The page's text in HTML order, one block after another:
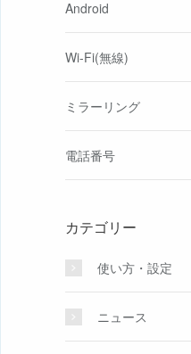
Android
Wi-Fi(無線)
ミラーリング
電話番号
カテゴリー
使い方・設定
ニュース